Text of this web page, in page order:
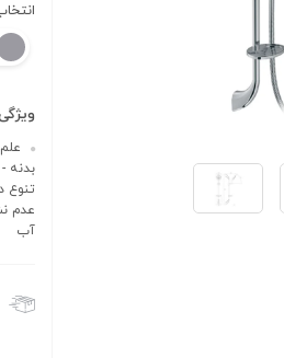
بدنه
تنوع
عدم
آب